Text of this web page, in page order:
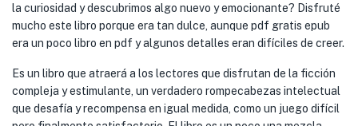
la curiosidad y descubrimos algo nuevo y emocionante? Disfruté
mucho este libro porque era tan dulce, aunque pdf gratis epub
era un poco libro en pdf y algunos detalles eran difíciles de creer.
Es un libro que atraerá a los lectores que disfrutan de la ficción
compleja y estimulante, un verdadero rompecabezas intelectual
que desafía y recompensa en igual medida, como un juego difícil